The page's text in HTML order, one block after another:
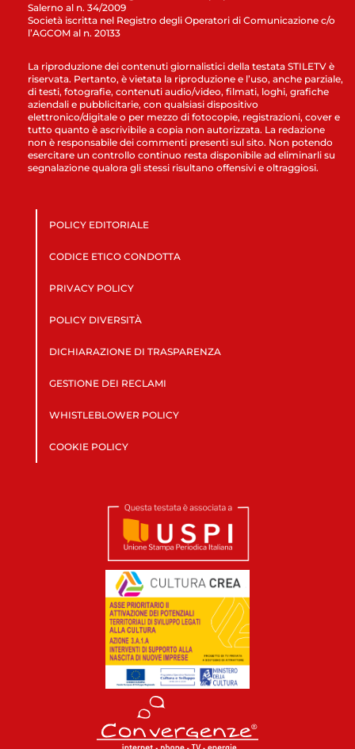
Salerno al n. 34/2009
Società iscritta nel Registro degli Operatori di Comunicazione c/o
l’AGCOM al n. 20133
La riproduzione dei contenuti giornalistici della testata STILETV è
riservata. Pertanto, è vietata la riproduzione e l’uso, anche parziale,
di testi, fotografie, contenuti audio/video, filmati, loghi, grafiche
aziendali e pubblicitarie, con qualsiasi dispositivo
elettronico/digitale o per mezzo di fotocopie, registrazioni, cover e
tutto quanto è ascrivibile a copia non autorizzata. La redazione
non è responsabile dei commenti presenti sul sito. Non potendo
esercitare un controllo continuo resta disponibile ad eliminarli su
segnalazione qualora gli stessi risultano offensivi e oltraggiosi.
POLICY EDITORIALE
CODICE ETICO CONDOTTA
PRIVACY POLICY
POLICY DIVERSITÀ
DICHIARAZIONE DI TRASPARENZA
GESTIONE DEI RECLAMI
WHISTLEBLOWER POLICY
COOKIE POLICY